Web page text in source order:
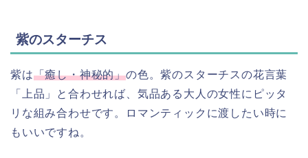
紫のスターチス
紫は「癒し・神秘的」の色。紫のスターチスの花言葉
「上品」と合わせれば、気品ある大人の女性にピッタ
リな組み合わせです。ロマンティックに渡したい時に
もいいですね。